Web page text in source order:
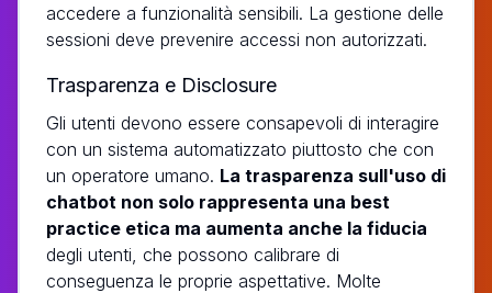
accedere a funzionalità sensibili. La gestione delle
sessioni deve prevenire accessi non autorizzati.
Trasparenza e Disclosure
Gli utenti devono essere consapevoli di interagire
con un sistema automatizzato piuttosto che con
un operatore umano. La trasparenza sull'uso di
chatbot non solo rappresenta una best
practice etica ma aumenta anche la fiducia
degli utenti, che possono calibrare di
conseguenza le proprie aspettative. Molte